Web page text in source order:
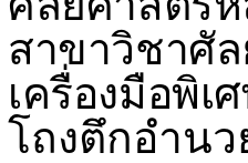
สาขาวิชาศั
เครื่องมือพิเ
โถงตึกอำน